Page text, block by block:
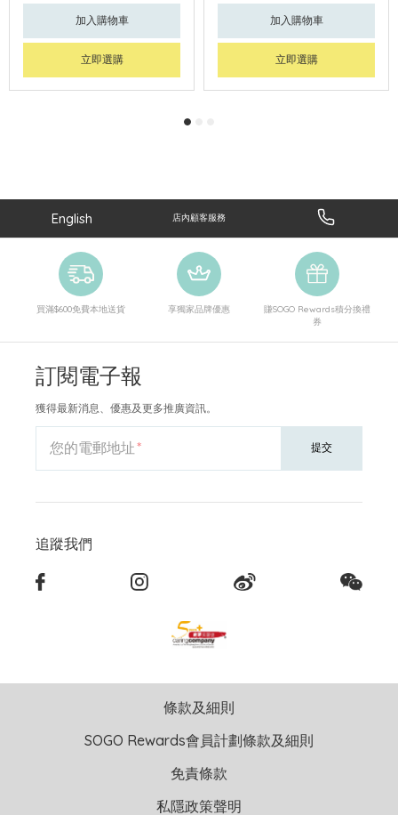
加入購物車
立即選購
加入購物車
立即選購
English 店內顧客服務
買滿$600免費本地送貨 享獨家品牌優惠
賺SOGO Rewards積分換禮
券
訂閱電子報
獲得最新消息、優惠及更多推廣資訊。
您的電郵地址 提交
追蹤我們
條款及細則
SOGO Rewards會員計劃條款及細則
免責條款
私隱政策聲明